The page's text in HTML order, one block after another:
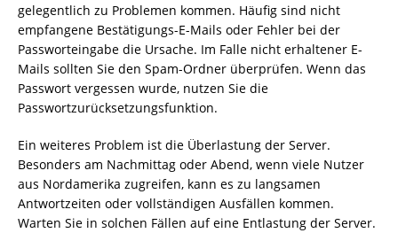
gelegentlich zu Problemen kommen. Häufig sind nicht
empfangene Bestätigungs-E-Mails oder Fehler bei der
Passworteingabe die Ursache. Im Falle nicht erhaltener E-
Mails sollten Sie den Spam-Ordner überprüfen. Wenn das
Passwort vergessen wurde, nutzen Sie die
Passwortzurücksetzungsfunktion.
Ein weiteres Problem ist die Überlastung der Server.
Besonders am Nachmittag oder Abend, wenn viele Nutzer
aus Nordamerika zugreifen, kann es zu langsamen
Antwortzeiten oder vollständigen Ausfällen kommen.
Warten Sie in solchen Fällen auf eine Entlastung der Server.